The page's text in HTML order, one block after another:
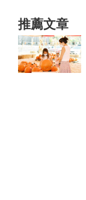
推薦文章